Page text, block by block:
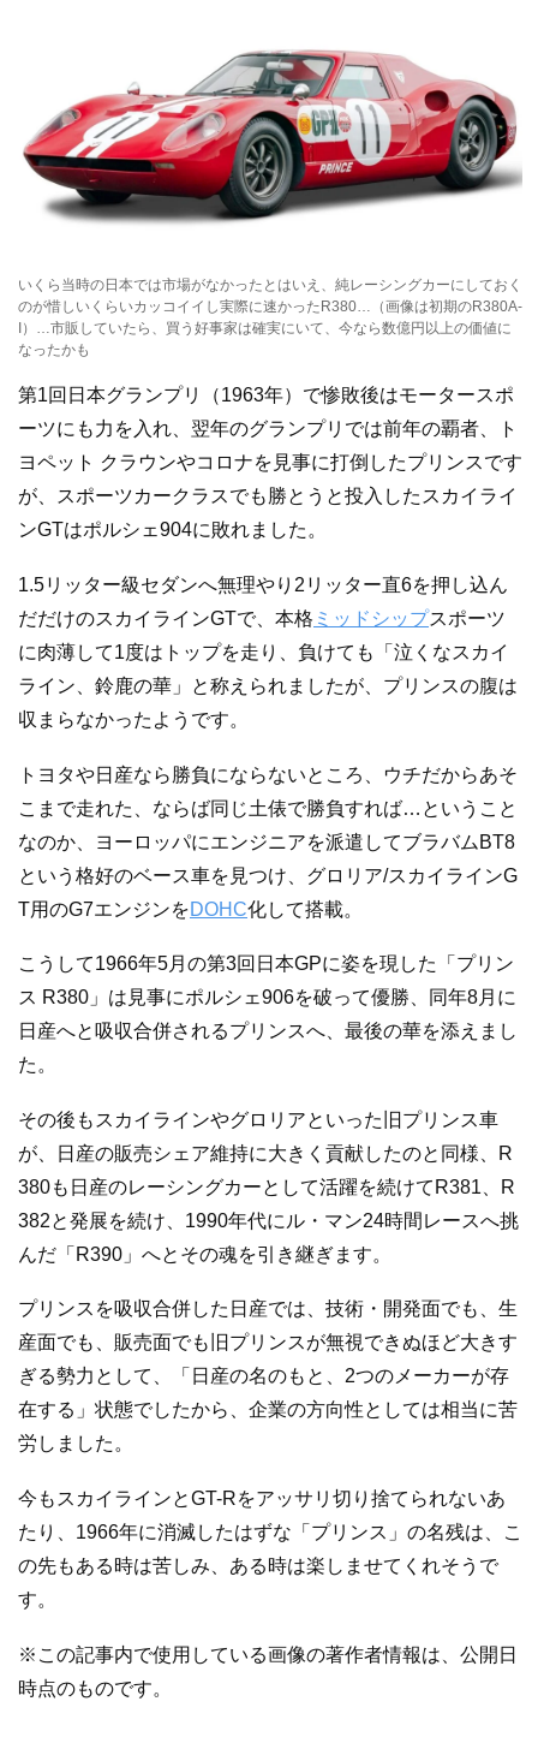
いくら当時の日本では市場がなかったとはいえ、純レーシングカーにしておく
のが惜しいくらいカッコイイし実際に速かったR380…（画像は初期のR380A-
I）…市販していたら、買う好事家は確実にいて、今なら数億円以上の価値に
なったかも
第1回日本グランプリ（1963年）で惨敗後はモータースポ
ーツにも力を入れ、翌年のグランプリでは前年の覇者、ト
ヨペット クラウンやコロナを見事に打倒したプリンスです
が、スポーツカークラスでも勝とうと投入したスカイライ
ンGTはポルシェ904に敗れました。
1.5リッター級セダンへ無理やり2リッター直6を押し込ん
だだけのスカイラインGTで、本格 ミッドシップスポーツ
に肉薄して1度はトップを走り、負けても「泣くなスカイ
ライン、鈴鹿の華」と称えられましたが、プリンスの腹は
収まらなかったようです。
トヨタや日産なら勝負にならないところ、ウチだからあそ
こまで走れた、ならば同じ土俵で勝負すれば…ということ
なのか、ヨーロッパにエンジニアを派遣してブラバムBT8
という格好のベース車を見つけ、グロリア/スカイラインG
T用のG7エンジンをDOHC化して搭載。
こうして1966年5月の第3回日本GPに姿を現した「プリン
ス R380」は見事にポルシェ906を破って優勝、同年8月に
日産へと吸収合併されるプリンスへ、最後の華を添えまし
た。
その後もスカイラインやグロリアといった旧プリンス車
が、日産の販売シェア維持に大きく貢献したのと同様、R
380も日産のレーシングカーとして活躍を続けてR381、R
382と発展を続け、1990年代にル・マン24時間レースへ挑
んだ「R390」へとその魂を引き継ぎます。
プリンスを吸収合併した日産では、技術・開発面でも、生
産面でも、販売面でも旧プリンスが無視できぬほど大きす
ぎる勢力として、「日産の名のもと、2つのメーカーが存
在する」状態でしたから、企業の方向性としては相当に苦
労しました。
今もスカイラインとGT-Rをアッサリ切り捨てられないあ
たり、1966年に消滅したはずな「プリンス」の名残は、こ
の先もある時は苦しみ、ある時は楽しませてくれそうで
す。
※この記事内で使用している画像の著作者情報は、公開日
時点のものです。